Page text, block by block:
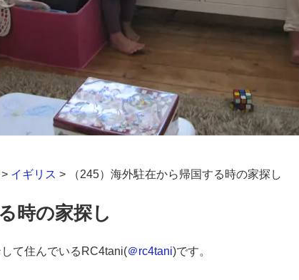
> イギリス > （245）海外駐在から帰国する時の家探し
時の家探し
て住んでいるRC4tani(＠rc4tani)です。